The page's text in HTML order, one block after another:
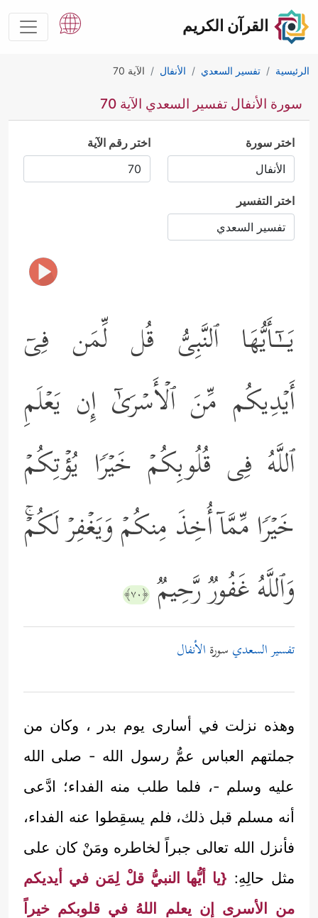
القرآن الكريم
الرئيسية تفسير السعدي الأنفال الآية 70
سورة الأنفال تفسير السعدي الآية 70
اختر سورة اختر رقم الآية
اختر التفسير
یَــٰۤـأَیُّهَا ٱلنَّبِیُّ قُل لِّمَن فِیۤ
أَیۡدِیكُم مِّنَ ٱلۡأَسۡرَىٰۤ إِن یَعۡلَمِ
ٱللَّهُ فِی قُلُوبِكُمۡ خَیۡرࣰا یُؤۡتِكُمۡ
خَیۡرࣰا مِّمَّاۤ أُخِذَ مِنكُمۡ وَیَغۡفِرۡ لَكُمۡۚ
وَٱللَّهُ غَفُورࣱ رَّحِیمࣱ ﴿٧٠﴾
تفسير السعدي سورة الأنفال
وهذه نزلت في أسارى يوم بدر ، وكان من
جملتهم العباس عمُّ رسول الله - صلى الله
عليه وسلم -، فلما طلب منه الفداء؛ ادَّعى
أنه مسلم قبل ذلك، فلم يسقِطوا عنه الفداء،
فأنزل الله تعالى جبراً لخاطره ومَنْ كان على
مثل حالِهِ: {يا أيُّها النبيُّ قلْ لِمَن في أيديكم
من الأسرى إن يعلم اللهُ في قلوبكم خيراً